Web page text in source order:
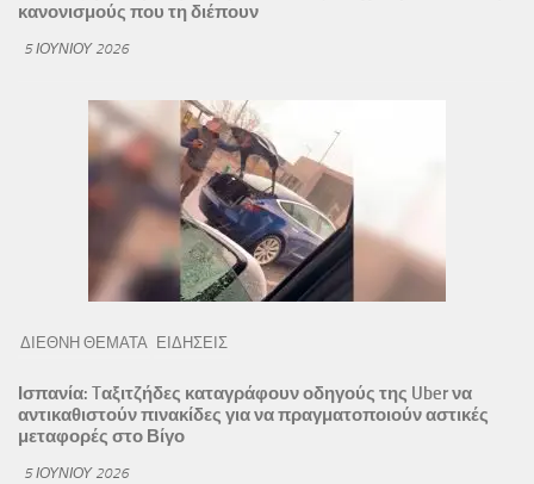
κανονισμούς που τη διέπουν
5 ΙΟΥΝΊΟΥ 2026
ΔΙΕΘΝΗ ΘΕΜΑΤΑ ΕΙΔΗΣΕΙΣ
Ισπανία: Tαξιτζήδες καταγράφουν οδηγούς της Uber να
αντικαθιστούν πινακίδες για να πραγματοποιούν αστικές
μεταφορές στο Βίγο
5 ΙΟΥΝΊΟΥ 2026